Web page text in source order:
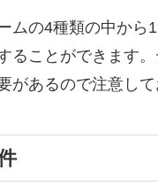
ムの4種類の中か
ることができます
があるので注意して